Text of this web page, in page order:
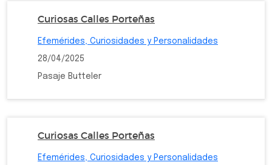
Curiosas Calles Porteñas
Efemérides, Curiosidades y Personalidades
28/04/2025
Pasaje Butteler
Curiosas Calles Porteñas
Efemérides, Curiosidades y Personalidades